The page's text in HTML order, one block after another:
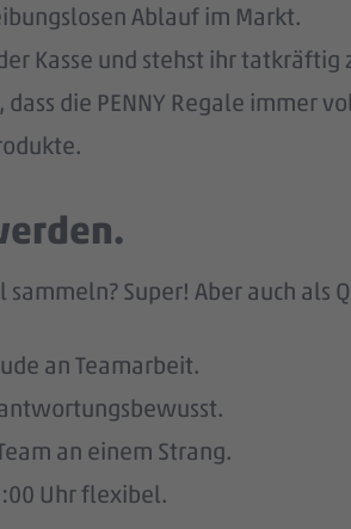
Ablauf im Markt.
Kasse und stehst ihr tatkräftig
die PENNY Regale immer
Super! Aber auch als
an Teamarbeit.
an einem Strang.
Uhr flexibel.